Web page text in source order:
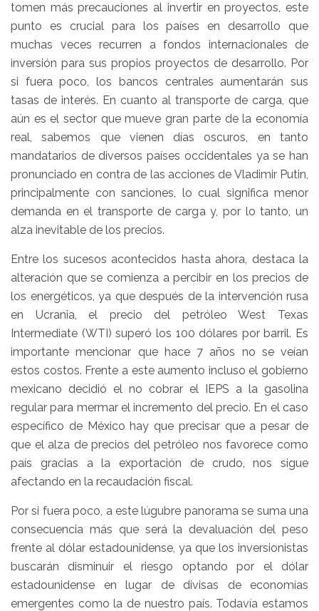
tomen más precauciones al invertir en proyectos, este
punto es crucial para los países en desarrollo que
muchas veces recurren a fondos internacionales de
inversión para sus propios proyectos de desarrollo. Por
si fuera poco, los bancos centrales aumentarán sus
tasas de interés. En cuanto al transporte de carga, que
aún es el sector que mueve gran parte de la economía
real, sabemos que vienen días oscuros, en tanto
mandatarios de diversos países occidentales ya se han
pronunciado en contra de las acciones de Vladimir Putin,
principalmente con sanciones, lo cual significa menor
demanda en el transporte de carga y, por lo tanto, un
alza inevitable de los precios.
Entre los sucesos acontecidos hasta ahora, destaca la
alteración que se comienza a percibir en los precios de
los energéticos, ya que después de la intervención rusa
en Ucrania, el precio del petróleo West Texas
Intermediate (WTI) superó los 100 dólares por barril. Es
importante mencionar que hace 7 años no se veían
estos costos. Frente a este aumento incluso el gobierno
mexicano decidió el no cobrar el IEPS a la gasolina
regular para mermar el incremento del precio. En el caso
específico de México hay que precisar que a pesar de
que el alza de precios del petróleo nos favorece como
país gracias a la exportación de crudo, nos sigue
afectando en la recaudación fiscal.
Por si fuera poco, a este lúgubre panorama se suma una
consecuencia más que será la devaluación del peso
frente al dólar estadounidense, ya que los inversionistas
buscarán disminuir el riesgo optando por el dólar
estadounidense en lugar de divisas de economías
emergentes como la de nuestro país. Todavía estamos